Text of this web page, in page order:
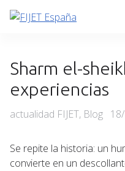
Skip
Sharm el-
experiencias
Categories
actualidad FIJET, Blog
Se repite la historia: un
convierte en un